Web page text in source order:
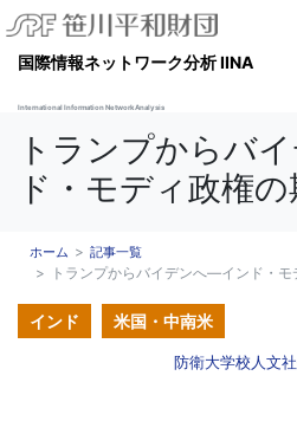
国際情報ネットワーク分析 IINA
International Information Network Analysis
トランプからバ
ド・モディ政権
ホーム 記事一覧
トランプからバイデンへ―インド・モ
インド 米国・中南米
防衛大学校人文